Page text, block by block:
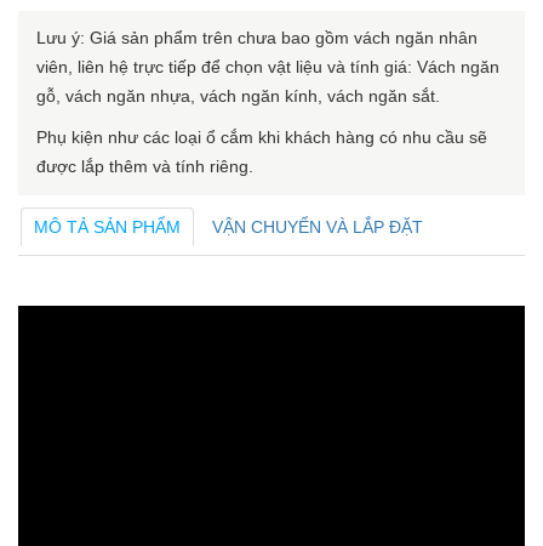
Lưu ý: Giá sản phẩm trên chưa bao gồm vách ngăn nhân
viên, liên hệ trực tiếp để chọn vật liệu và tính giá: Vách ngăn
gỗ, vách ngăn nhựa, vách ngăn kính, vách ngăn sắt.
Phụ kiện như các loại ổ cắm khi khách hàng có nhu cầu sẽ
được lắp thêm và tính riêng.
MÔ TẢ SẢN PHẨM VẬN CHUYỂN VÀ LẮP ĐẶT